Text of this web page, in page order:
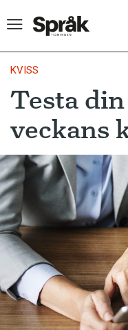
Hem
Artiklar
Krönikor
Språkfrågor
Skrivtips
Bokrecensioner
Kviss
Podden
Anmäl till
KVISS
Testa
veckans